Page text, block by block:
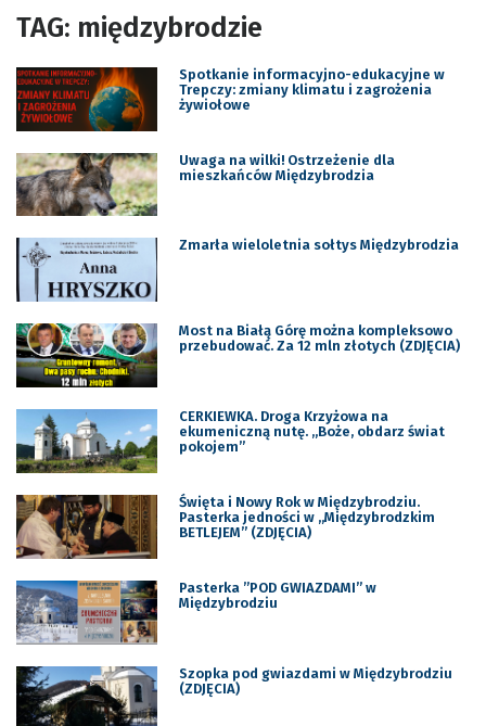
TAG: międzybrodzie
Spotkanie informacyjno-edukacyjne w
Trepczy: zmiany klimatu i zagrożenia
żywiołowe
Uwaga na wilki! Ostrzeżenie dla
mieszkańców Międzybrodzia
Zmarła wieloletnia sołtys Międzybrodzia
Most na Białą Górę można kompleksowo
przebudować. Za 12 mln złotych (ZDJĘCIA)
CERKIEWKA. Droga Krzyżowa na
ekumeniczną nutę. „Boże, obdarz świat
pokojem”
Święta i Nowy Rok w Międzybrodziu.
Pasterka jedności w „Międzybrodzkim
BETLEJEM” (ZDJĘCIA)
Pasterka ”POD GWIAZDAMI” w
Międzybrodziu
Szopka pod gwiazdami w Międzybrodziu
(ZDJĘCIA)